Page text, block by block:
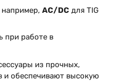
AC/DC для TIG
при работе в
из прочных,
и обеспечивают высокую